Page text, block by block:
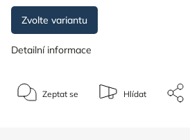
Zvolte variantu
Detailní informace
Zeptat se Hlídat